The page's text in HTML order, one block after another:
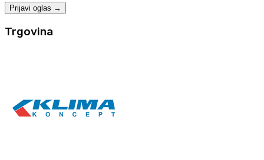
Prijavi oglas →
Trgovina